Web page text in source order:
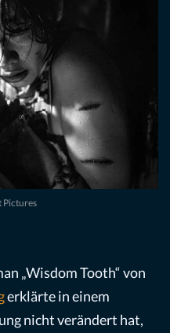
Pictures
„Wisdom Tooth“ von
erklärte in einem
nicht verändert hat,